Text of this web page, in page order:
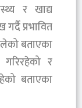
र खाद्य
प्रभावित
बताएका
र
बताएका